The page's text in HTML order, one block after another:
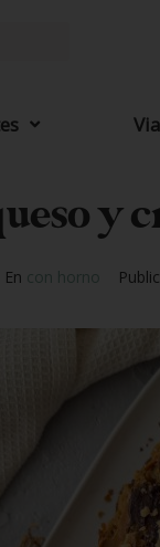
y
En con horno